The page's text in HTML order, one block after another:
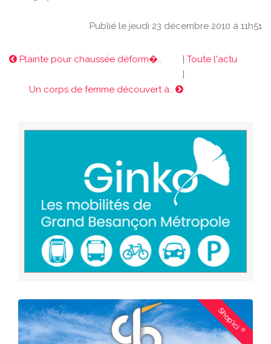
Publié le jeudi 23 décembre 2010 à 11h51
Plainte pour chaussée déform�.. | Toute l'actu
|
Un corps de femme découvert à..
Shop'ici®